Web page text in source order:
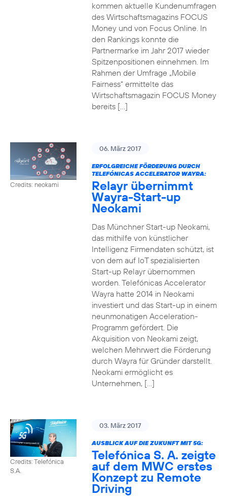
kommen aktuelle Kundenumfragen
des Wirtschaftsmagazins FOCUS
Money und von Focus Online. In
den Rankings konnte die
Partnermarke im Jahr 2017 wieder
Spitzenpositionen einnehmen. Im
Rahmen der Umfrage „Mobile
Fairness“ ermittelte das
Wirtschaftsmagazin FOCUS Money
bereits […]
Credits: neokami
06. März 2017
ERFOLGREICHE FÖRDERUNG DURCH
TELEFÓNICAS ACCELERATOR WAYRA:
Relayr übernimmt
Wayra-Start-up
Neokami
Das Münchner Start-up Neokami,
das mithilfe von künstlicher
Intelligenz Firmendaten schützt, ist
von dem auf IoT spezialisierten
Start-up Relayr übernommen
worden. Telefónicas Accelerator
Wayra hatte 2014 in Neokami
investiert und das Start-up in einem
neunmonatigen Acceleration-
Programm gefördert. Die
Akquisition von Neokami zeigt,
welchen Mehrwert die Förderung
durch Wayra für Gründer darstellt.
Neokami ermöglicht es
Unternehmen, […]
Credits: Telefónica
S.A.
03. März 2017
AUSBLICK AUF DIE ZUKUNFT MIT 5G:
Telefónica S. A. zeigte
auf dem MWC erstes
Konzept zu Remote
Driving